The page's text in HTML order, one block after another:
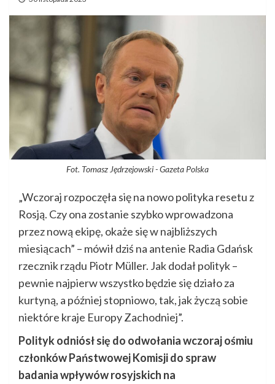
Fot. Tomasz Jędrzejowski - Gazeta Polska
„Wczoraj rozpoczęła się na nowo polityka resetu z
Rosją. Czy ona zostanie szybko wprowadzona
przez nową ekipę, okaże się w najbliższych
miesiącach” – mówił dziś na antenie Radia Gdańsk
rzecznik rządu Piotr Müller. Jak dodał polityk –
pewnie najpierw wszystko będzie się działo za
kurtyną, a później stopniowo, tak, jak życzą sobie
niektóre kraje Europy Zachodniej”.
Polityk odniósł się do odwołania wczoraj ośmiu
członków Państwowej Komisji do spraw
badania wpływów rosyjskich na